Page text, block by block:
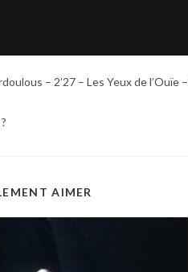
– 2’27 – Les Yeux de l’Ouïe
AIMER